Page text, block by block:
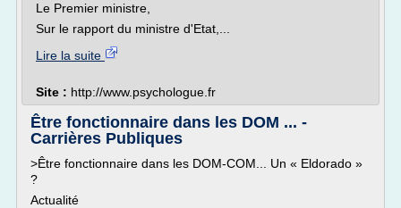
Le Premier ministre,
Sur le rapport du ministre d'Etat,...
Lire la suite
Site : http://www.psychologue.fr
Être fonctionnaire dans les DOM ... -
Carrières Publiques
>Être fonctionnaire dans les DOM-COM... Un « Eldorado »
?
Actualité